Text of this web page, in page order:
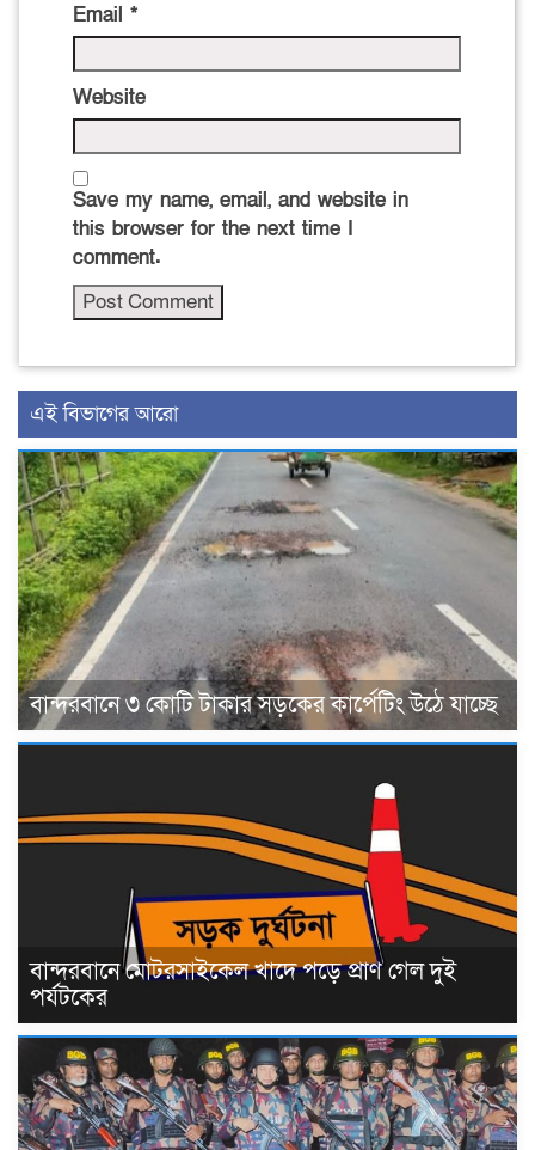
Email *
Website
Save my name, email, and website in
this browser for the next time I
comment.
এই বিভাগের আরো
বান্দরবানে ৩ কোটি টাকার সড়কের কার্পেটিং উঠে যাচ্ছে
বান্দরবানে মোটরসাইকেল খাদে পড়ে প্রাণ গেল দুই
পর্যটকের